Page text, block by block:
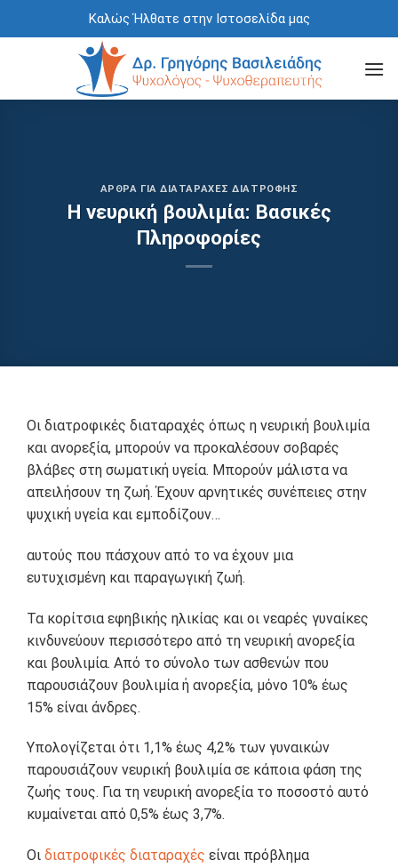
to
Καλώς Ήλθατε στην Ιστοσελίδα μας
ΆΡΘΡΑ ΓΙΑ ΔΙΑΤΑΡΑΧΈΣ ΔΙΑΤΡΟΦΉΣ
Η νευρική βουλιμία: Βασικές
Πληροφορίες
Οι διατροφικές διαταραχές όπως η νευρική βουλιμία
και ανορεξία, μπορούν να προκαλέσουν σοβαρές
βλάβες στη σωματική υγεία. Μπορούν μάλιστα να
απειλήσουν τη ζωή. Έχουν αρνητικές συνέπειες στην
ψυχική υγεία και εμποδίζουν…
αυτούς που πάσχουν από το να έχουν μια
ευτυχισμένη και παραγωγική ζωή.
Τα κορίτσια εφηβικής ηλικίας και οι νεαρές γυναίκες
κινδυνεύουν περισσότερο από τη νευρική ανορεξία
και βουλιμία. Από το σύνολο των ασθενών που
παρουσιάζουν βουλιμία ή ανορεξία, μόνο 10% έως
15% είναι άνδρες.
Υπολογίζεται ότι 1,1% έως 4,2% των γυναικών
παρουσιάζουν νευρική βουλιμία σε κάποια φάση της
ζωής τους. Για τη νευρική ανορεξία το ποσοστό αυτό
κυμαίνεται από 0,5% έως 3,7%.
Οι διατροφικές διαταραχές είναι πρόβλημα